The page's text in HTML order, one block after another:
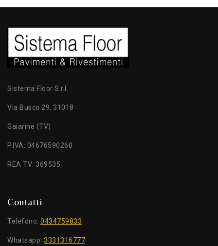
Sistema Floor S.r.l.
Via Busco 29, 31018
Gaiarine (TV)
P.IVA: 04676590260
REA TV: 369535
Contatti
Telefono: 0434759833
Whatsapp: 3331316777